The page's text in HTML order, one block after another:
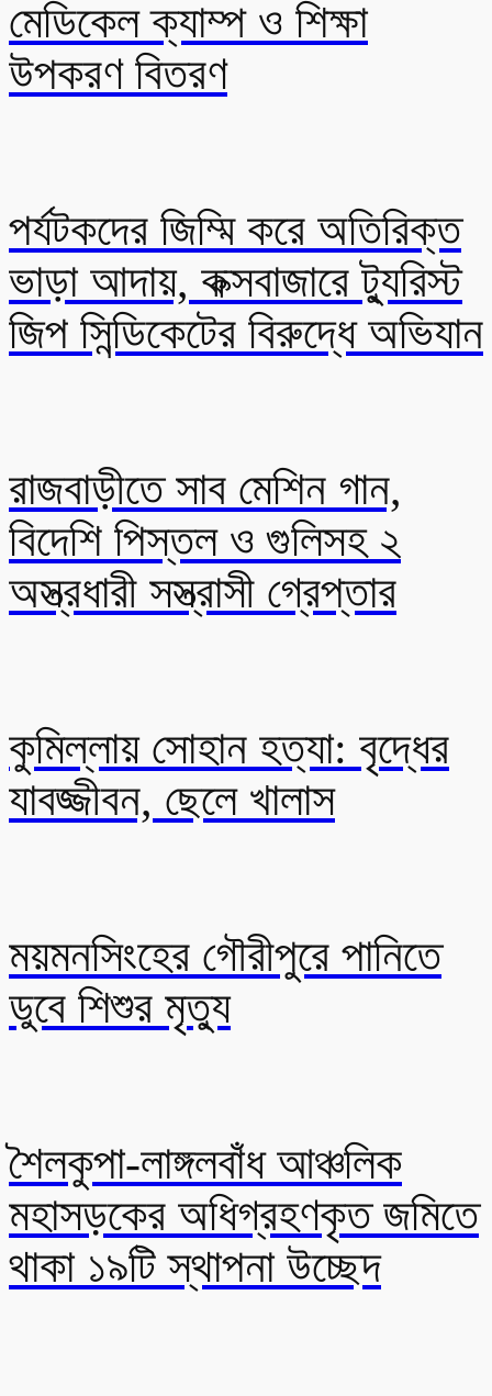
মেডিকেল ক্যাম্প ও শিক্ষা
উপকরণ বিতরণ
পর্যটকদের জিম্মি করে অতিরিক্ত
ভাড়া আদায়, কক্সবাজারে ট্যুরিস্ট
জিপ সিন্ডিকেটের বিরুদ্ধে অভিযান
রাজবাড়ীতে সাব মেশিন গান,
বিদেশি পিস্তল ও গুলিসহ ২
অস্ত্রধারী সস্ত্রাসী গ্রেপ্তার
কুমিল্লায় সোহান হত্যা: বৃদ্ধের
যাবজ্জীবন, ছেলে খালাস
ময়মনসিংহের গৌরীপুরে পানিতে
ডুবে শিশুর মৃত্যু
শৈলকুপা-লাঙ্গলবাঁধ আঞ্চলিক
মহাসড়কের অধিগ্রহণকৃত জমিতে
থাকা ১৯টি স্থাপনা উচ্ছেদ